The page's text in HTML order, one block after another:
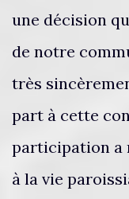
une décision
de notre
très
part à cette
participation a
à la vie